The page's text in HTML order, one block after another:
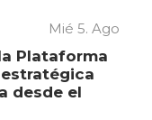
Mié 5. Ago
Plataforma
desde el